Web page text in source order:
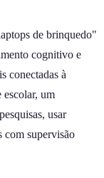
de brinquedo"
cognitivo e
conectadas à
escolar, um
usar
com supervisão